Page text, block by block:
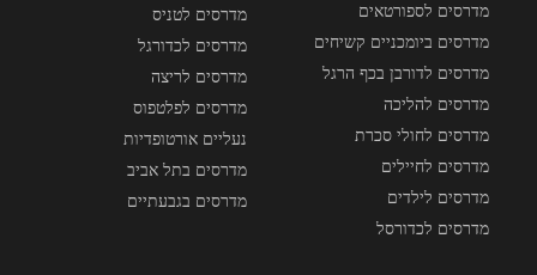
מדרסים לספורטאים
מדרסים ביומכניים קשיחים
מדרסים לדורבן בכף הרגל
מדרסים להליכה
מדרסים לחולי סכרת
מדרסים לחיילים
מדרסים לילדים
מדרסים לכדורסל
מדרסים לטניס
מדרסים לכדורגל
מדרסים לריצה
מדרסים לפלטפוס
נעליים אורטופדיות
מדרסים בתל אביב
מדרסים בגבעתיים